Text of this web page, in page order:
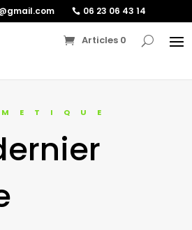
06 23 06 43 14
Articles 0